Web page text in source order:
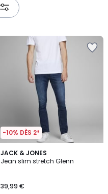
-10% DÈS 2*
JACK & JONES
Jean slim stretch Glenn
39,99 €
4,6
/ 5